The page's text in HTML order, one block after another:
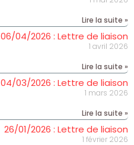
Lire la suite »
06/04/2026 : Lettre de liaison
1 avril 2026
Lire la suite »
04/03/2026 : Lettre de liaison
1 mars 2026
Lire la suite »
26/01/2026 : Lettre de liaison
1 février 2026